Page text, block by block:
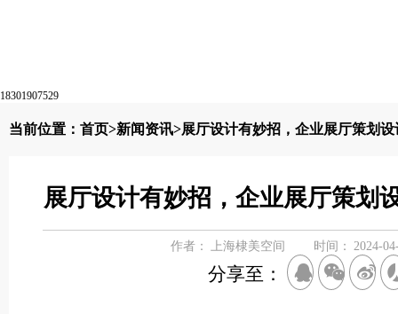
18301907529
当前位置： 首页>新闻资讯>展厅设计有妙招，企业展厅策划
展厅设计有妙招，企业展厅策划
作者： 上海棣美空间 时间： 2024-
分享至：